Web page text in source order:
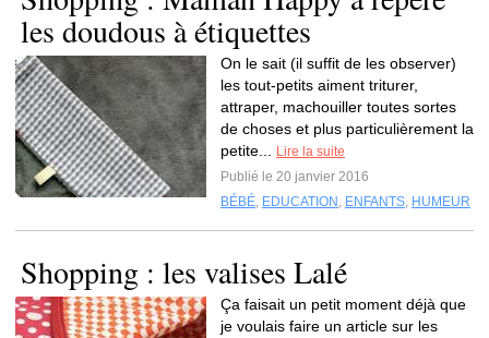
les doudous à étiquettes
On le sait (il suffit de les observer)
les tout-petits aiment triturer,
attraper, machouiller toutes sortes
de choses et plus particulièrement la
petite...
Lire la suite
Publié le 20 janvier 2016
BÉBÉ, EDUCATION , ENFANTS, HUMEUR
Shopping : les valises Lalé
Ça faisait un petit moment déjà que
je voulais faire un article sur les